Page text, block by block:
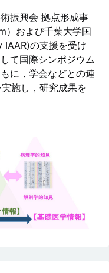
振興会 拠点形成事
および千葉大学国
の支援を受け
て国際シンポジウム
に，学会などとの連
施し，研究成果を